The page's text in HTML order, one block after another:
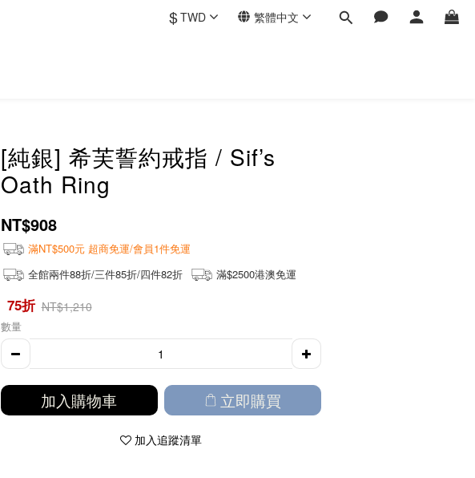
$TWD 繁體中文
[純銀] 希芙誓約戒指 / Sif’s
Oath Ring
NT$908
滿NT$500元 超商免運/會員1件免運
全館兩件88折/三件85折/四件82折
滿$2500港澳免運
75折 NT$1,210
數量
加入購物車 立即購買
加入追蹤清單